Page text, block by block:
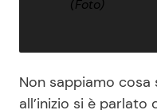
(Foto)
Non sappiamo
all’inizio si è